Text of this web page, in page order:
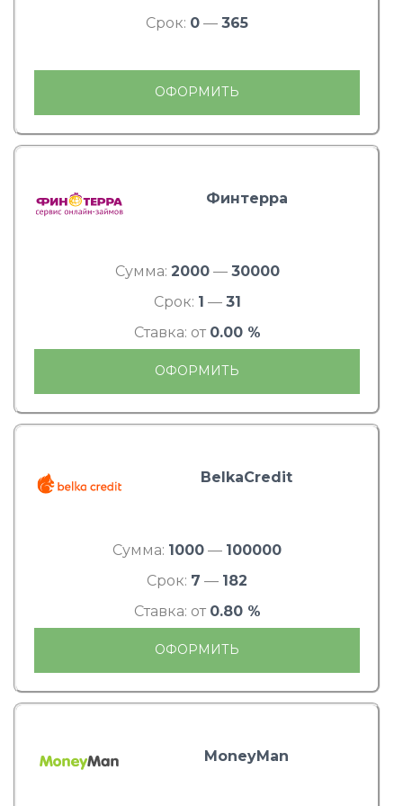
Срок: 0 — 365
ОФОРМИТЬ
Финтерра
Сумма: 2000— 30000
Срок: 1 — 31
Ставка: от 0.00 %
ОФОРМИТЬ
BelkaCredit
Сумма: 1000 — 100000
Срок: 7 — 182
Ставка: от 0.80 %
ОФОРМИТЬ
MoneyMan